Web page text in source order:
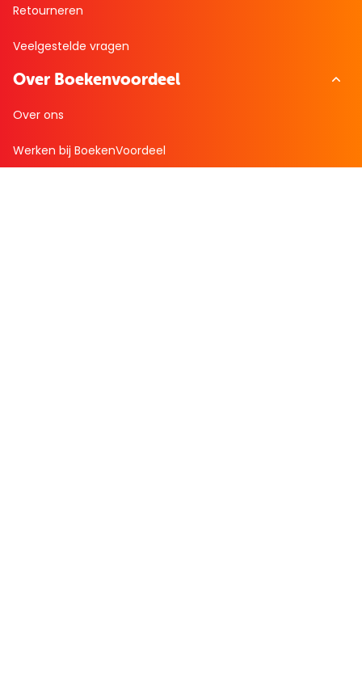
Retourneren
Veelgestelde vragen
Over Boekenvoordeel
Over ons
Werken bij BoekenVoordeel